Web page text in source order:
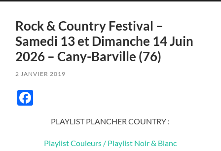
mobile
Rock & Country Festival –
Samedi 13 et Dimanche 14 Juin
2026 – Cany-Barville (76)
2 JANVIER 2019
PLAYLIST PLANCHER COUNTRY :
Playlist Couleurs / Playlist Noir & Blanc